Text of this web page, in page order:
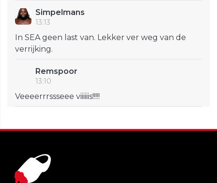
Simpelmans
13:13
In SEA geen last van. Lekker ver weg van de
verrijking.
Remspoor
13:10
Veeeerrrssseee viiiiiis!!!!!